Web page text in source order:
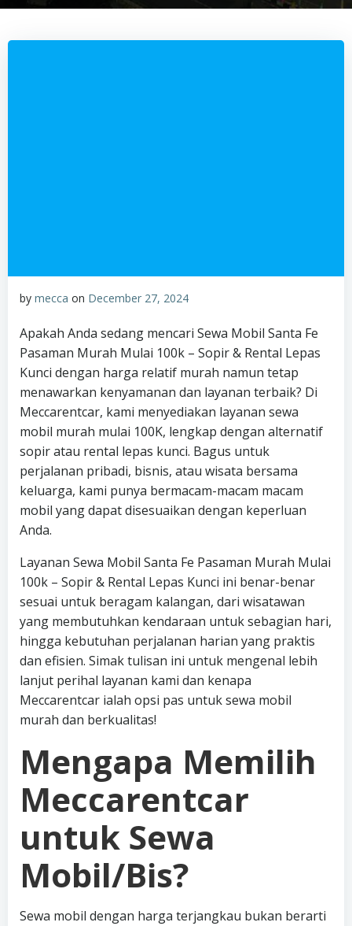
by mecca on December 27, 2024
Apakah Anda sedang mencari Sewa Mobil Santa Fe
Pasaman Murah Mulai 100k – Sopir & Rental Lepas
Kunci dengan harga relatif murah namun tetap
menawarkan kenyamanan dan layanan terbaik? Di
Meccarentcar, kami menyediakan layanan sewa
mobil murah mulai 100K, lengkap dengan alternatif
sopir atau rental lepas kunci. Bagus untuk
perjalanan pribadi, bisnis, atau wisata bersama
keluarga, kami punya bermacam-macam macam
mobil yang dapat disesuaikan dengan keperluan
Anda.
Layanan Sewa Mobil Santa Fe Pasaman Murah Mulai
100k – Sopir & Rental Lepas Kunci ini benar-benar
sesuai untuk beragam kalangan, dari wisatawan
yang membutuhkan kendaraan untuk sebagian hari,
hingga kebutuhan perjalanan harian yang praktis
dan efisien. Simak tulisan ini untuk mengenal lebih
lanjut perihal layanan kami dan kenapa
Meccarentcar ialah opsi pas untuk sewa mobil
murah dan berkualitas!
Mengapa Memilih
Meccarentcar
untuk Sewa
Mobil/Bis?
Sewa mobil dengan harga terjangkau bukan berarti